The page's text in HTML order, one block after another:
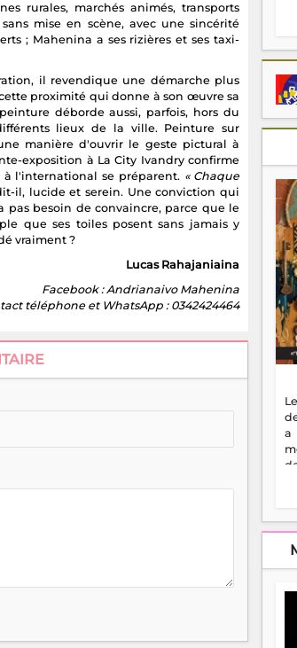
rurales, marchés animés, transports
mise en scène, avec une sincérité
; Mahenina a ses rizières et ses taxi-
il revendique une démarche plus
proximité qui donne à son œuvre sa
déborde aussi, parfois, hors du
lieux de la ville. Peinture sur
manière d'ouvrir le geste pictural à
exposition à La City Ivandry confirme
à l'international se préparent. « Chaque
il, lucide et serein. Une conviction qui
besoin de convaincre, parce que le
que ses toiles posent sans jamais y
vraiment ?
Lucas Rahajaniaina
Facebook : Andrianaivo Mahenina
téléphone et WhatsApp : 0342424464
a